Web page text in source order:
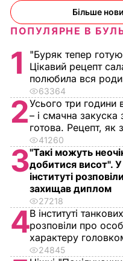
з героїв
сотні
СУСПІЛЬСТВО
Більше
ПОПУЛЯРНЕ В
1
"Буряк тепер готую
Цікавий рецепт
полюбила вся
63364
2Усього три години
– і смачна закуска
готова. Рецепт, як
41260
3"Такі можуть
добитися висот".
інституті
захищав диплом
27218
4В інституті
розповіли про
характеру
24845